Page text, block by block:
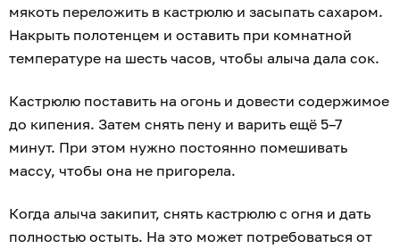
мякоть переложить в кастрюлю и засыпать сахаром.
Накрыть полотенцем и оставить при комнатной
температуре на шесть часов, чтобы алыча дала сок.
Кастрюлю поставить на огонь и довести содержимое
до кипения. Затем снять пену и варить ещё 5–7
минут. При этом нужно постоянно помешивать
массу, чтобы она не пригорела.
Когда алыча закипит, снять кастрюлю с огня и дать
полностью остыть. На это может потребоваться от